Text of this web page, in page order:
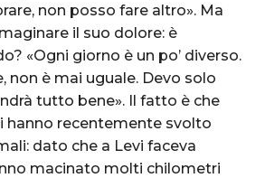
non posso fare altro». Ma
il suo dolore: è
«Ogni giorno è un po’ diverso.
non è mai uguale. Devo solo
tutto bene». Il fatto è che
hanno recentemente svolto
dato che a Levi faceva
macinato molti chilometri